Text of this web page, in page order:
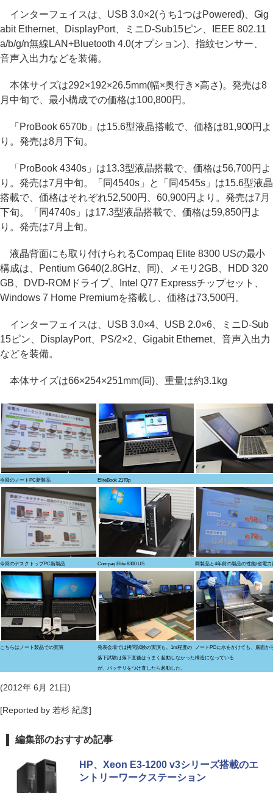
インターフェイスは、USB 3.0×2(うち1つはPowered)、Gig
abit Ethernet、DisplayPort、ミニD-Sub15ピン、IEEE 802.11
a/b/g/n無線LAN+Bluetooth 4.0(オプション)、指紋センサー、
音声入出力などを装備。
本体サイズは292×192×26.5mm(幅×奥行き×高さ)。発売は8
月中旬で、最小構成での価格は100,800円。
「ProBook 6570b」は15.6型液晶搭載で、価格は81,900円よ
り。発売は8月下旬。
「ProBook 4340s」は13.3型液晶搭載で、価格は56,700円よ
り。発売は7月中旬。「同4540s」と「同4545s」は15.6型液晶
搭載で、価格はそれぞれ52,500円、60,900円より。発売は7月
下旬。「同4740s」は17.3型液晶搭載で、価格は59,850円よ
り。発売は7月上旬。
液晶背面にも取り付けられるCompaq Elite 8300 USの最小
構成は、Pentium G640(2.8GHz、同)、メモリ2GB、HDD 320
GB、DVD-ROMドライブ、Intel Q77 Expressチップセット、
Windows 7 Home Premiumを搭載し、価格は73,500円。
インターフェイスは、USB 3.0×4、USB 2.0×6、ミニD-Sub
15ピン、DisplayPort、PS/2×2、Gigabit Ethernet、音声入出力
などを装備。
本体サイズは66×254×251mm(同)、重量は約3.1kg
今回のノートPC新製品 EliteBook 2170p
今回のデスクトップPC新製品 Compaq Elite 8300 US 同製品と4年前の製品の性能/省電力
こちらはノート製品での実演
発表会場では拷問試験の実演も。1m程度の
落下試験は落下直後はうまく起動しなかった
が、バッテリをつけ直したら起動した。
ノートPCに水をかけても、底面か
構造になっている
(2012年 6月 21日)
[Reported by 若杉 紀彦]
編集部のおすすめ記事
HP、Xeon E3-1200 v3シリーズ搭載のエ
ントリーワークステーション